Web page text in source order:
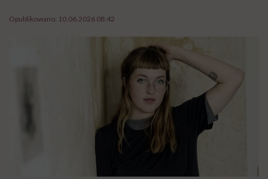
Opublikowano: 10.06.2026 08:42